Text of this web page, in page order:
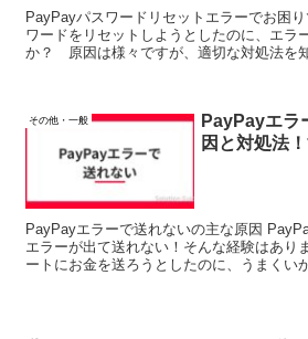
PayPayパスワードリセットエラーでお困
ワードをリセットしようとしたのに、エラ
か？ 原因は様々ですが、適切な対処法を
その他・一般
PayPayエラ
因と対処法
PayPayエラーで送れないの主な原因
エラーが出て送れない！そんな経験はあり
ートにお金を送ろうとしたのに、うまくい